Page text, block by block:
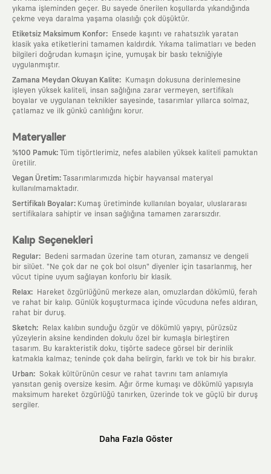
yıkama işleminden geçer. Bu sayede önerilen koşullarda yıkandığında
çekme veya daralma yaşama olasılığı çok düşüktür.
Etiketsiz Maksimum Konfor:
Ensede kaşıntı ve rahatsızlık yaratan
klasik yaka etiketlerini tamamen kaldırdık. Yıkama talimatları ve beden
bilgileri doğrudan kumaşın içine, yumuşak bir baskı tekniğiyle
uygulanmıştır.
Zamana Meydan Okuyan Kalite:
Kumaşın dokusuna derinlemesine
işleyen yüksek kaliteli, insan sağlığına zarar vermeyen, sertifikalı
boyalar ve uygulanan teknikler sayesinde, tasarımlar yıllarca solmaz,
çatlamaz ve ilk günkü canlılığını korur.
Materyaller
%100 Pamuk: Tüm tişörtlerimiz, nefes alabilen yüksek kaliteli pamuktan
üretilir.
Vegan Üretim: Tasarımlarımızda hiçbir hayvansal materyal
kullanılmamaktadır.
Sertifikalı Boyalar: Kumaş üretiminde kullanılan boyalar, uluslararası
sertifikalara sahiptir ve insan sağlığına tamamen zararsızdır.
Kalıp Seçenekleri
Regular:
Bedeni sarmadan üzerine tam oturan, zamansız ve dengeli
bir silüet. "Ne çok dar ne çok bol olsun" diyenler için tasarlanmış, her
vücut tipine uyum sağlayan konforlu bir klasik.
Relax:
Hareket özgürlüğünü merkeze alan, omuzlardan dökümlü, ferah
ve rahat bir kalıp. Günlük koşuşturmaca içinde vücuduna nefes aldıran,
rahat bir duruş.
Sketch:
Relax kalıbın sunduğu özgür ve dökümlü yapıyı, pürüzsüz
yüzeylerin aksine kendinden dokulu özel bir kumaşla birleştiren
tasarım. Bu karakteristik doku, tişörte sadece görsel bir derinlik
katmakla kalmaz; teninde çok daha belirgin, farklı ve tok bir his bırakır.
Urban: Sokak kültürünün cesur ve rahat tavrını tam anlamıyla
yansıtan geniş oversize kesim. Ağır örme kumaşı ve dökümlü yapısıyla
maksimum hareket özgürlüğü tanırken, üzerinde tok ve güçlü bir duruş
sergiler.
Daha Fazla Göster